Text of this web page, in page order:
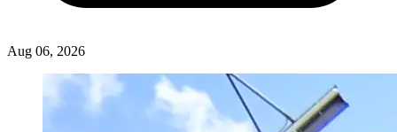
Aug 06, 2026